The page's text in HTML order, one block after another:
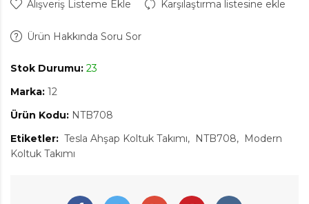
Alışveriş Listeme Ekle Karşılaştırma listesine ekle
Ürün Hakkında Soru Sor
Stok Durumu: 23
Marka: 12
Ürün Kodu: NTB708
Etiketler: Tesla Ahşap Koltuk Takımı NTB708
Modern
Koltuk Takımı